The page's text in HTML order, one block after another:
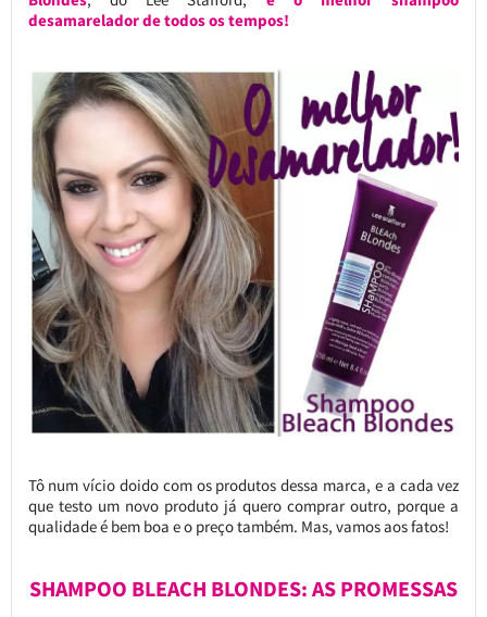
desamarelador de todos os tempos!
Tô num vício doido com os produtos dessa marca, e a cada vez
que testo um novo produto já quero comprar outro, porque a
qualidade é bem boa e o preço também. Mas, vamos aos fatos!
SHAMPOO BLEACH BLONDES: AS PROMESSAS